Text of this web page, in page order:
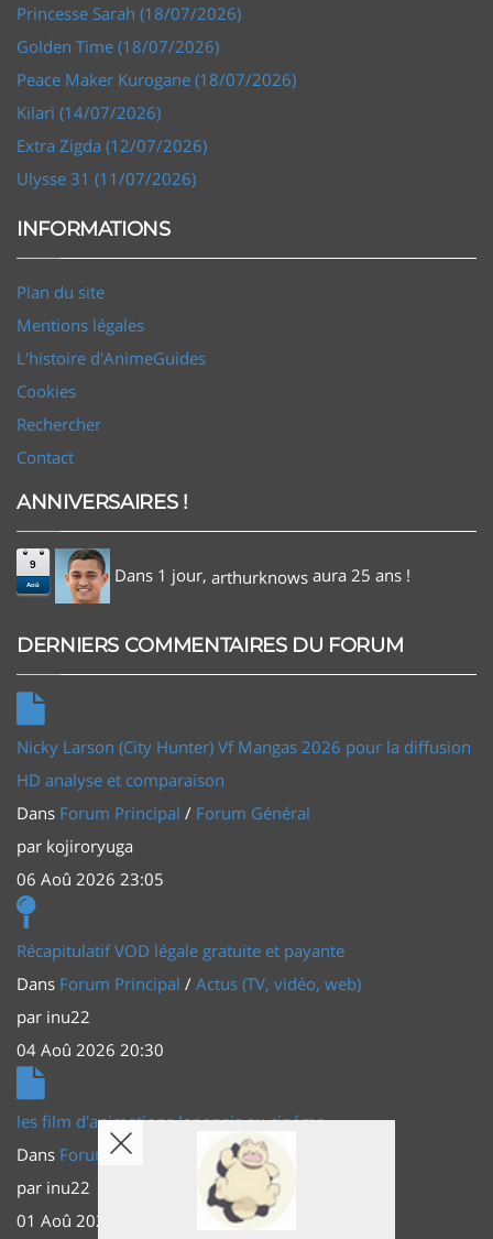
Princesse Sarah (18/07/2026)
Golden Time (18/07/2026)
Peace Maker Kurogane (18/07/2026)
Kilari (14/07/2026)
Extra Zigda (12/07/2026)
Ulysse 31 (11/07/2026)
INFORMATIONS
Plan du site
Mentions légales
L'histoire d'AnimeGuides
Cookies
Rechercher
Contact
ANNIVERSAIRES !
9
Aoû Dans 1 jour, arthurknows aura 25 ans !
DERNIERS COMMENTAIRES DU FORUM
Nicky Larson (City Hunter) Vf Mangas 2026 pour la diffusion
HD analyse et comparaison
Dans Forum Principal / Forum Général
par kojiroryuga
06 Aoû 2026 23:05
Récapitulatif VOD légale gratuite et payante
Dans Forum Principal / Actus (TV, vidéo, web)
par inu22
04 Aoû 2026 20:30
les film d'animations Japonais au cinéma
Dans Forum Principal
Actus (TV, vidéo, web)
par inu22
01 Aoû 2026 20:56